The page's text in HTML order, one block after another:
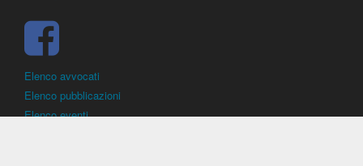
Elenco avvocati
Elenco pubblicazioni
Elenco eventi